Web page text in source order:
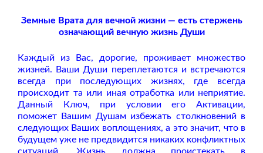
Земные Врата для вечной жизни — есть стержень
означающий вечную жизнь Души
Каждый из Вас, дорогие, проживает множество
жизней. Ваши Души переплетаются и встречаются
всегда при последующих жизнях, где всегда
происходит та или иная отработка или неприятие.
Данный Ключ, при условии его Активации,
поможет Вашим Душам избежать столкновений в
следующих Ваших воплощениях, а это значит, что в
будущем уже не предвидится никаких конфликтных
ситуаций. Жизнь должна проистекать в